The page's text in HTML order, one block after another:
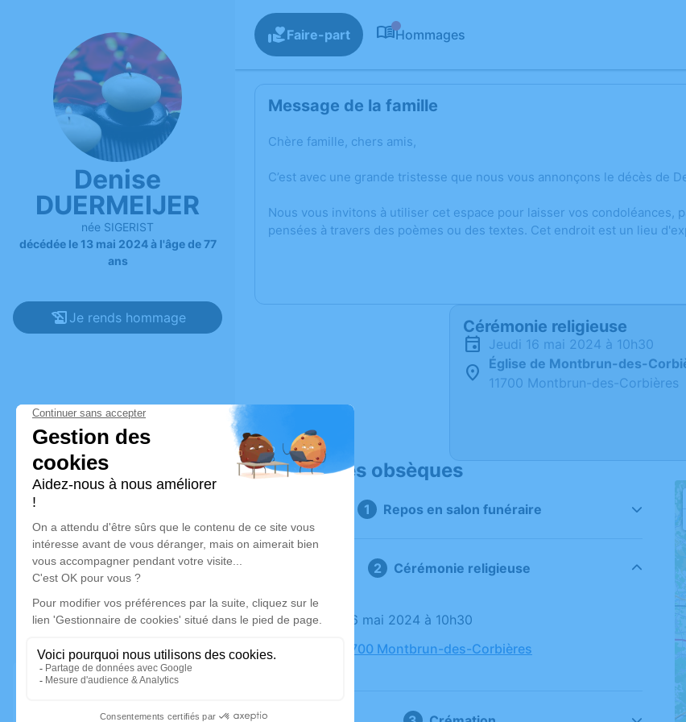
Denise
DUERMEIJER
née SIGERIST
décédée le 13 mai 2024 à l'âge de 77
ans
Je rends hommage
Faire-part Hommages
Message de la famille
Chère famille, chers amis,
C’est avec une grande tristesse que nous vous annonçons le décès de
Nous vous invitons à utiliser cet espace pour laisser vos
pensées à travers des poèmes ou des textes. Cet endroit est un lieu
Cérémonie religieuse
jeudi 16 mai 2024 à 10h30
Église de Montbrun-des-
11700 Montbrun-des-Corbières
Déroulé des obsèques
Repos en salon funéraire
Cérémonie religieuse
Le jeudi 16 mai 2024 à 10h30
Église, 11700 Montbrun-des-Corbières